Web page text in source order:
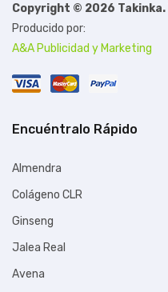
Copyright © 2026 Takinka.
Producido por:
A&A Publicidad y Marketing
Encuéntralo Rápido
Almendra
Colágeno CLR
Ginseng
Jalea Real
Avena